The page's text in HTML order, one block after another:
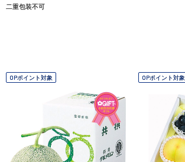
二重包装不可
OPポイント対象 OPポイント対象